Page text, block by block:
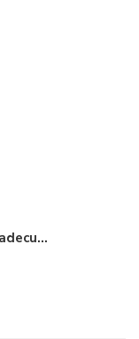
Parmigiano Reggiano: cómo elegir el adecuado